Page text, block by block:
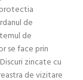
de
de
se face prin
zincate cu
de vizitare